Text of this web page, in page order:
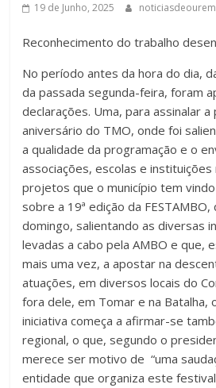
Ourém19 de Junho, 2025 noticiasdeourem
Reconhecimento do trabalho
No período antes da hora do dia,
da passada segunda-feira, foram
declarações. Uma, para assinalar
aniversário do TMO, onde foi
a qualidade da programação e o
associações, escolas e
projetos que o município tem
sobre a 19ª edição da
domingo, salientando as diversas
levadas a cabo pela AMBO e que,
mais uma vez, a apostar na
atuações, em diversos locais do
fora dele, em Tomar e na Batalha,
iniciativa começa a afirmar-se
regional, o que, segundo o
merece ser motivo de “uma
entidade que organiza este